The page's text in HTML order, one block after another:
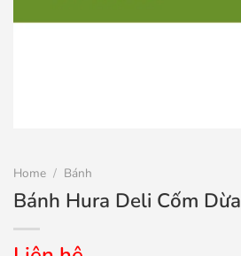
Home / Bánh
Bánh Hura Deli Cốm Dừa